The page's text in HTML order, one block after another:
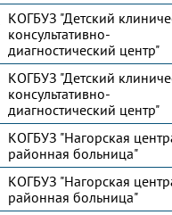
КОГБУЗ "Детский
консультативно-
диагностический центр"
КОГБУЗ "Детский
консультативно-
диагностический центр"
КОГБУЗ "Нагорская
районная больница"
КОГБУЗ "Нагорская
районная больница"